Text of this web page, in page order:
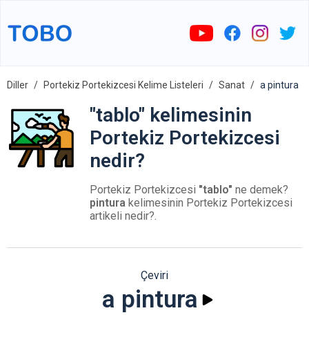
Diller Portekiz Portekizcesi Kelime Listeleri Sanat a pintura
"tablo" kelimesinin
Portekiz Portekizcesi
nedir?
Portekiz Portekizcesi "tablo" ne demek?
pintura kelimesinin Portekiz Portekizcesi
artikeli nedir?.
Çeviri
a pintura